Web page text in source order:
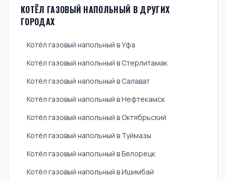
КОТЁЛ ГАЗОВЫЙ НАПОЛЬНЫЙ В ДРУГИХ
ГОРОДАХ
Котёл газовый напольный в Уфа
Котёл газовый напольный в Стерлитамак
Котёл газовый напольный в Салават
Котёл газовый напольный в Нефтекамск
Котёл газовый напольный в Октябрьский
Котёл газовый напольный в Туймазы
Котёл газовый напольный в Белорецк
Котёл газовый напольный в Ишимбай